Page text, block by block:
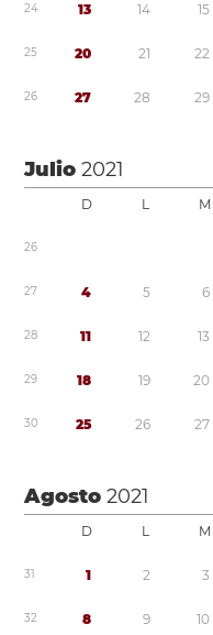
24 13 14 15
25 20 21 22
26 27 28 29
Julio2021
D L M
26
27 4 5 6
28 11 12 13
29 18 19 20
30 25 26 27
Agosto2021
D L M
31 1 2 3
32 8 9 10